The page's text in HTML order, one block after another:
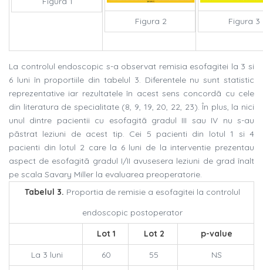
Figura 2
Figura 3
La controlul endoscopic s-a observat remisia esofagitei la 3 si
6 luni în proportiile din tabelul 3. Diferentele nu sunt statistic
reprezentative iar rezultatele în acest sens concordã cu cele
din literatura de specialitate (8, 9, 19, 20, 22, 23). În plus, la nici
unul dintre pacientii cu esofagitã gradul III sau IV nu s-au
pãstrat leziuni de acest tip. Cei 5 pacienti din lotul 1 si 4
pacienti din lotul 2 care la 6 luni de la interventie prezentau
aspect de esofagitã gradul I/II avusesera leziuni de grad înalt
pe scala Savary Miller la evaluarea preoperatorie.
Tabelul 3. Proportia de remisie a esofagitei la controlul
endoscopic postoperator
Lot 1
Lot 2
p-value
La 3 luni
60 55
NS